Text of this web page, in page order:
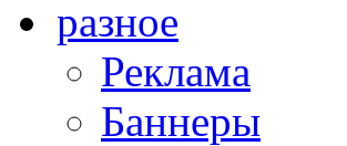
разное
Реклама
Баннеры